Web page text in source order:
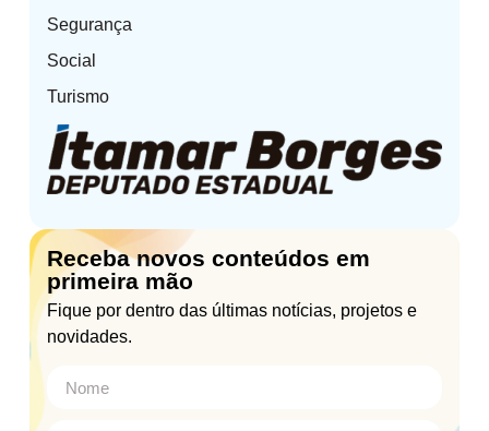
Segurança
Social
Turismo
Receba novos conteúdos em
primeira mão
Fique por dentro das últimas notícias, projetos e
novidades.